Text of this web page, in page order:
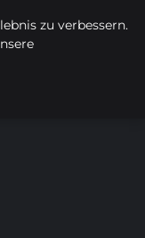
zu verbessern.